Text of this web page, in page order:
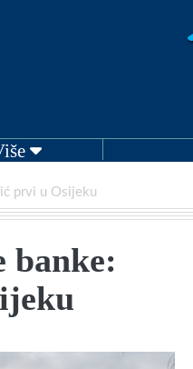
prvi u Osijeku
banke: